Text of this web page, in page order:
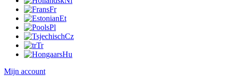
Fr
Et
Pl
Cz
Tr
Hu
Mijn account